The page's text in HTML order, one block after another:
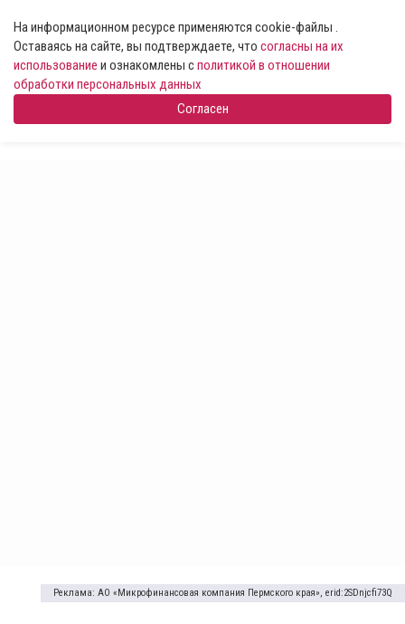
На информационном ресурсе применяются cookie-файлы .
Оставаясь на сайте, вы подтверждаете, что согласны на их
использование и ознакомлены сполитикой в отношении
обработки персональных данных
Согласен
Реклама: АО «Микрофинансовая компания Пермского края», erid:2SDnjcfi73Q